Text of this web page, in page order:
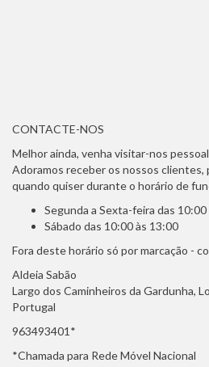
CONTACTE-NOS
Melhor ainda, venha visitar-nos
Adoramos receber os nossos clientes,
quando quiser durante o horário de
Segunda a Sexta-feira das
Sábado das 10:00 às 13:00
Fora deste horário só por marcação -
Aldeia Sabão
Largo dos Caminheiros da Gardunha,
Portugal
963493401*
*Chamada para Rede Móvel Nacional